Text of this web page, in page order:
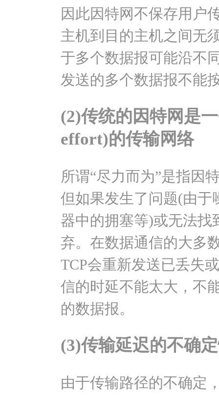
因此因特网不保存用户
主机到目的主机之间无
于多个数据报可能沿不
发送的多个数据报不能
(2)传统的因特网是
effort)的传输网络
所谓“尽力而为”是指因
但如果发生了问题(由于
器中的拥塞等)或无法找
弃。在数据通信的大多
TCP会重新发送已丢失
信的时延不能太大，不
的数据报。
(3)传输延迟的不确
由于传输路径的不确定